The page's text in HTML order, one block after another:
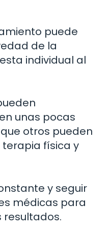
puede
de la
individual al
unas pocas
otros pueden
física y
y seguir
médicas para
resultados.